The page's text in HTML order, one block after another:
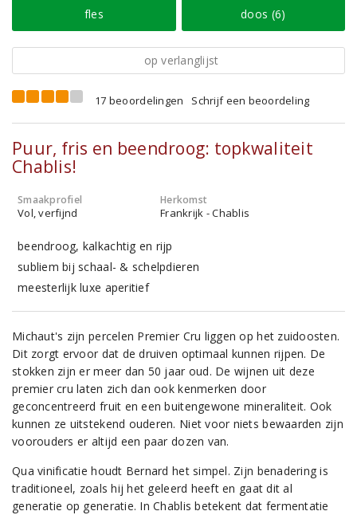
fles doos (6)
op verlanglijst
17 beoordelingen Schrijf een beoordeling
Puur, fris en beendroog: topkwaliteit
Chablis!
Smaakprofiel
Vol, verfijnd
Herkomst
Frankrijk - Chablis
beendroog, kalkachtig en rijp
subliem bij schaal- & schelpdieren
meesterlijk luxe aperitief
Michaut's zijn percelen Premier Cru liggen op het zuidoosten.
Dit zorgt ervoor dat de druiven optimaal kunnen rijpen. De
stokken zijn er meer dan 50 jaar oud. De wijnen uit deze
premier cru laten zich dan ook kenmerken door
geconcentreerd fruit en een buitengewone mineraliteit. Ook
kunnen ze uitstekend ouderen. Niet voor niets bewaarden zijn
voorouders er altijd een paar dozen van.
Qua vinificatie houdt Bernard het simpel. Zijn benadering is
traditioneel, zoals hij het geleerd heeft en gaat dit al
generatie op generatie. In Chablis betekent dat fermentatie